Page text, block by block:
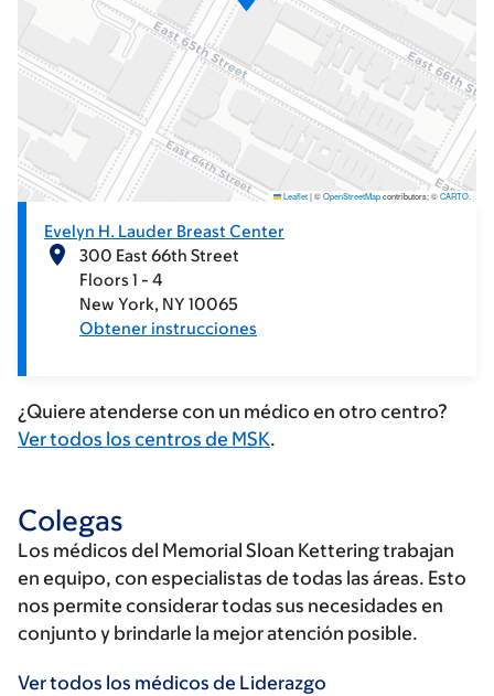
Evelyn H. Lauder Breast Center
300 East 66th Street
Floors 1 - 4
New York NY 10065
Obtener instrucciones
Leaflet|©OpenStreetMapcontributors; ©CARTO.
¿Quiere atenderse con un médico en otro centro?
Ver todos los centros de MSK.
Colegas
Los médicos del Memorial Sloan Kettering trabajan
en equipo, con especialistas de todas las áreas. Esto
nos permite considerar todas sus necesidades en
conjunto y brindarle la mejor atención posible.
Ver todos los médicos de Liderazgo